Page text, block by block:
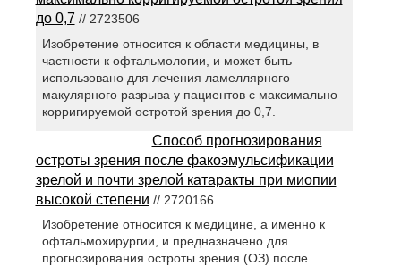
до 0,7 // 2723506
Изобретение относится к области медицины, в
частности к офтальмологии, и может быть
использовано для лечения ламеллярного
макулярного разрыва у пациентов с максимально
корригируемой остротой зрения до 0,7.
Способ прогнозирования
остроты зрения после факоэмульсификации
зрелой и почти зрелой катаракты при миопии
высокой степени // 2720166
Изобретение относится к медицине, а именно к
офтальмохирургии, и предназначено для
прогнозирования остроты зрения (ОЗ) после